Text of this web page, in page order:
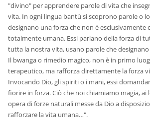
"divino" per apprendere parole di vita che
vita. In ogni lingua bantù si scoprono parole o
designano una forza che non è esclusivamente
totalmente umana. Essi parlano della forza di
tutta la nostra vita, usano parole che designano
Il bwanga o rimedio magico, non è in primo
terapeutico, ma rafforza direttamente la forza
Invocando Dio, gli spiriti o i mani, essi
fiorire in forza. Ciò che noi chiamiamo magia, ai
opera di forze naturali messe da Dio a
rafforzare la vita umana…".